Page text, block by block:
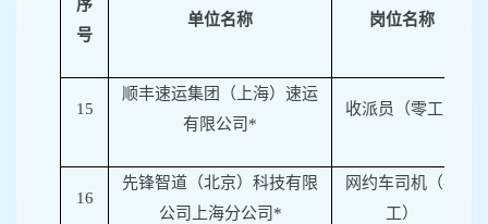
序
号
单位名称 岗位名称
15
顺丰速运集团（上海）速运
有限公司*
收派员（零工）
16
先锋智道（北京）科技有限
公司上海分公司*
网约车司机（零
工）